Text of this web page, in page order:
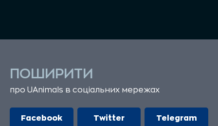
ПОШИРИТИ
про UAnimals в соціальних мережах
Facebook Twitter Telegram